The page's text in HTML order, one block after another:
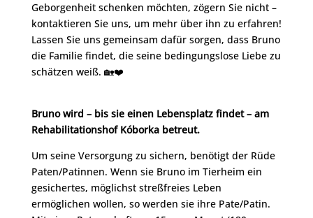
Geborgenheit schenken möchten, zögern Sie nicht –
kontaktieren Sie uns, um mehr über ihn zu erfahren!
Lassen Sie uns gemeinsam dafür sorgen, dass Bruno
die Familie findet, die seine bedingungslose Liebe zu
schätzen weiß. 🏡❤️
Bruno wird – bis sie einen Lebensplatz findet – am
Rehabilitationshof Kóborka betreut.
Um seine Versorgung zu sichern, benötigt der Rüde
Paten/Patinnen. Wenn sie Bruno im Tierheim ein
gesichertes, möglichst streßfreies Leben
ermöglichen wollen, so werden sie ihre Pate/Patin.